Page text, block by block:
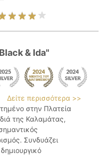
& Ida"
Δείτε περισσότερα >>
στην Πλατεία
της Καλαμάτας,
Συνδυάζει